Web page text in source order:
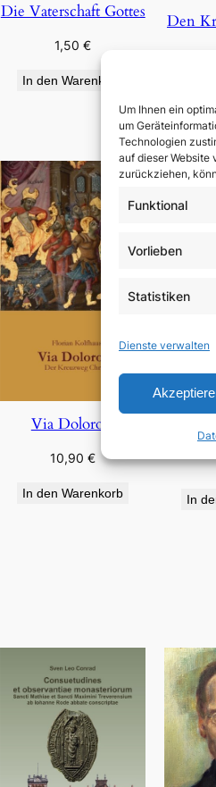
Um Ihnen ein
um
Technologien
auf dieser Website
zurückziehen,
Funktional
Vorlieben
Statistiken
Dienste verwalten
Die Vaterschaft Gottes
1,50€
In den Warenkorb
Den
Via Dolorosa
10,90€
In den Warenkorb
Der
In